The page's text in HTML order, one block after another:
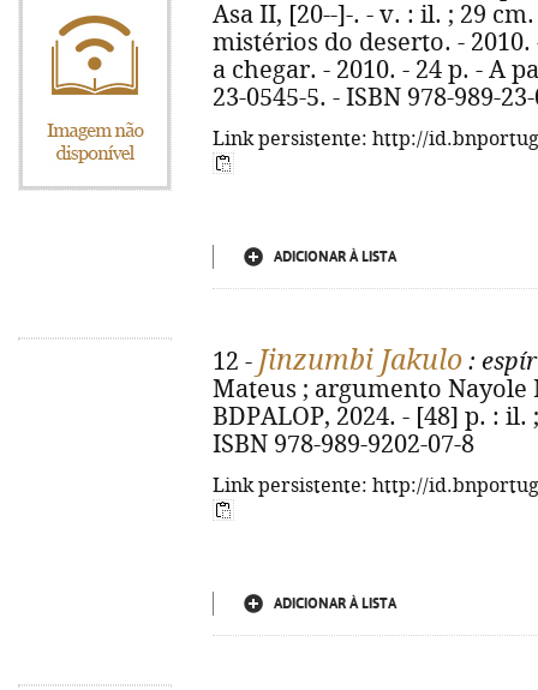
Asa II, [20--]-. - v. : il. ; 29
mistérios do deserto. - 2010.
a chegar. - 2010. - 24 p. - A
23-0545-5. - ISBN 978-989-
Link persistente: http://
ADICIONAR À LISTA
12 - Jinzumbi Jakulo :
Mateus ; argumento Nayole
BDPALOP, 2024. - [48] p. :
ISBN 978-989-9202-07-8
Link persistente: http://
ADICIONAR À LISTA